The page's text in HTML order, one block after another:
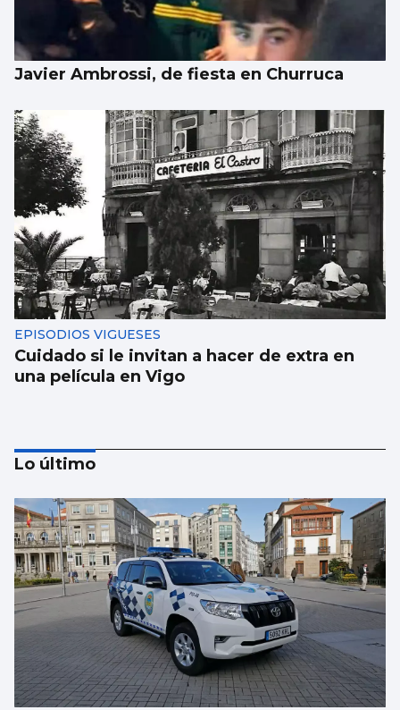
Javier Ambrossi, de fiesta en Churruca
EPISODIOS VIGUESES
Cuidado si le invitan a hacer de extra en
una película en Vigo
El Puerto pone en marcha el cambio del
“skyline” de Guixar
Lo último